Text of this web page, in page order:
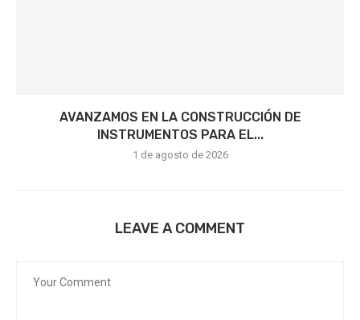
AVANZAMOS EN LA CONSTRUCCIÓN DE
INSTRUMENTOS PARA EL...
1 de agosto de 2026
LEAVE A COMMENT